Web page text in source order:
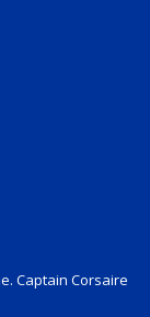
Captain Corsaire